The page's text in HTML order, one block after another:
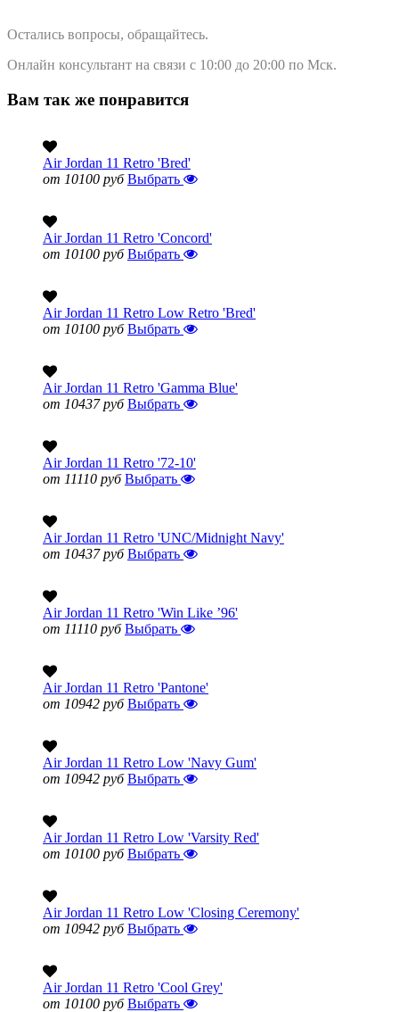
Остались вопросы, обращайтесь.
Онлайн консультант на связи с 10:00 до 20:00 по Мск.
Вам так же понравится
Air Jordan 11 Retro 'Bred'
от 10100 руб Выбрать
Air Jordan 11 Retro 'Concord'
от 10100 руб Выбрать
Air Jordan 11 Retro Low Retro 'Bred'
от 10100 руб Выбрать
Air Jordan 11 Retro 'Gamma Blue'
от 10437 руб Выбрать
Air Jordan 11 Retro '72-10'
от 11110 руб Выбрать
Air Jordan 11 Retro 'UNC/Midnight Navy'
от 10437 руб Выбрать
Air Jordan 11 Retro 'Win Like ’96'
от 11110 руб Выбрать
Air Jordan 11 Retro 'Pantone'
от 10942 руб Выбрать
Air Jordan 11 Retro Low 'Navy Gum'
от 10942 руб Выбрать
Air Jordan 11 Retro Low 'Varsity Red'
от 10100 руб Выбрать
Air Jordan 11 Retro Low 'Closing Ceremony'
от 10942 руб Выбрать
Air Jordan 11 Retro 'Cool Grey'
от 10100 руб Выбрать